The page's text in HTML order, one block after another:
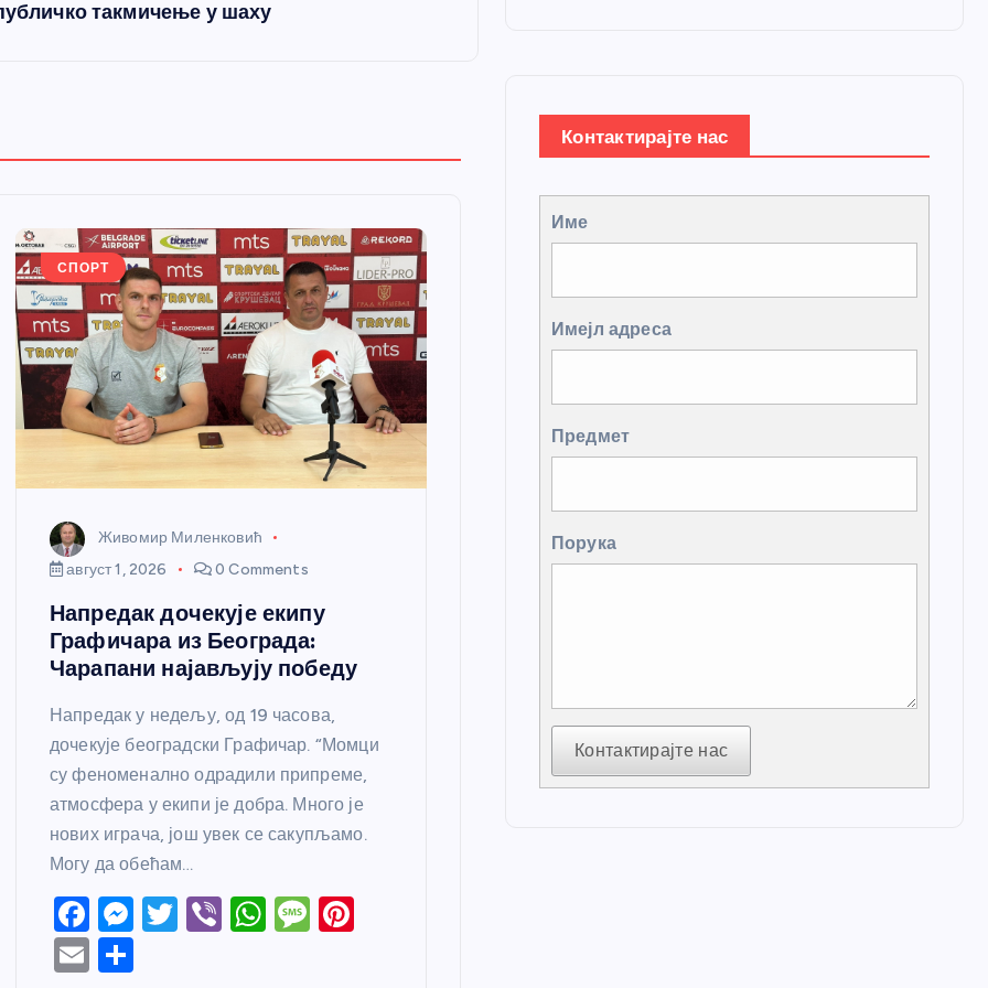
такмичење у шаху
СПОРТ
Живомир Миленковић
август 1, 2026
0 Comments
Напредак дочекује екипу
Графичара из Београда:
Чарапани најављују победу
Напредак у недељу, од 19 часова,
дочекује београдски Графичар. “Момци
су феноменално одрадили припреме,
атмосфера у екипи је добра. Много је
нових играча, још увек се сакупљамо.
Могу да обећам…
F
a
M T
Vi W M
E
Контактирајте нас
Име
Имејл адреса
Предмет
Порука
Контактирајте нас